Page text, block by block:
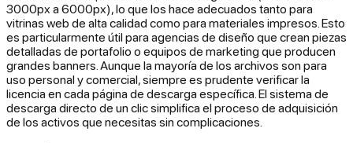
3000px a 6000px), lo que los hace adecuados tanto para
vitrinas web de alta calidad como para materiales impresos. Esto
es particularmente útil para agencias de diseño que crean piezas
detalladas de portafolio o equipos de marketing que producen
grandes banners. Aunque la mayoría de los archivos son para
uso personal y comercial, siempre es prudente verificar la
licencia en cada página de descarga específica. El sistema de
descarga directo de un clic simplifica el proceso de adquisición
de los activos que necesitas sin complicaciones.